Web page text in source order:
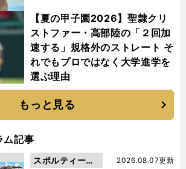
【夏の甲子園2026】聖隷クリ
ストファー・高部陸の「２回加
速する」規格外のストレート そ
れでもプロではなく大学進学を
選ぶ理由
もっと見る
ム記事
2026.08.07更新
スポルティーバ